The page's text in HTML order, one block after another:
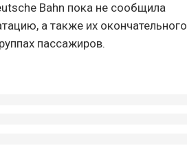
Bahn пока не сообщила
а также их окончательного
пассажиров.